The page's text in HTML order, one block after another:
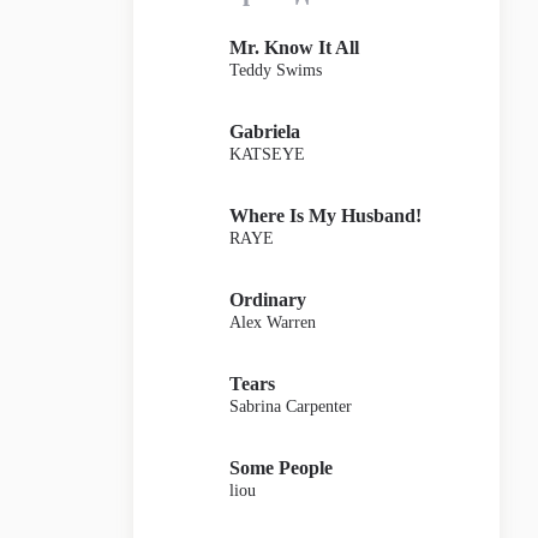
Mr. Know It All
Teddy Swims
Gabriela
KATSEYE
Where Is My Husband!
RAYE
Ordinary
Alex Warren
Tears
Sabrina Carpenter
Some People
liou